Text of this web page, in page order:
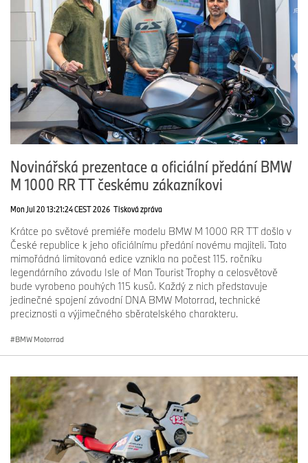
Novinářská prezentace a oficiální předání BMW
M 1000 RR TT českému zákazníkovi
Mon Jul 20 13:21:24 CEST 2026 Tisková zpráva
Krátce po světové premiéře modelu BMW M 1000 RR TT došlo v
České republice k jeho oficiálnímu předání novému majiteli. Tato
mimořádná limitovaná edice vznikla na počest 115. ročníku
legendárního závodu Isle of Man Tourist Trophy a celosvětově
bude vyrobeno pouhých 115 kusů. Každý z nich představuje
jedinečné spojení závodní DNA BMW Motorrad, technické
preciznosti a výjimečného sběratelského charakteru.
BMW Motorrad